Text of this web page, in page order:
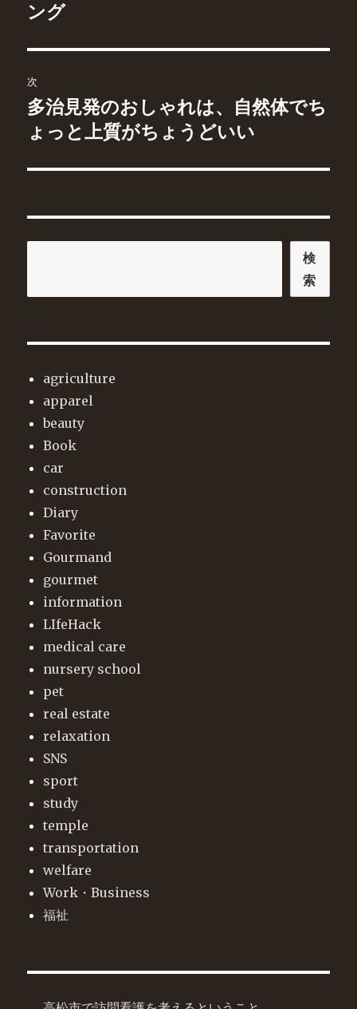
ナ
ビ
ゲ
ー
シ
ン
の
稿:
ング
次
次
の
稿:
多治見発のおしゃれは、自然体でち
ょっと上質がちょうどいい
検
索
agriculture
apparel
beauty
Book
car
construction
Diary
Favorite
Gourmand
gourmet
information
LIfeHack
medical care
nursery school
pet
real estate
relaxation
SNS
sport
study
temple
transportation
welfare
Work・Business
福祉